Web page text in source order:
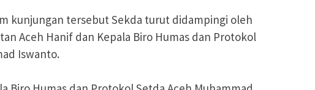
kunjungan tersebut Sekda turut didampingi oleh
Aceh Hanif dan Kepala Biro Humas dan Protokol
Iswanto.